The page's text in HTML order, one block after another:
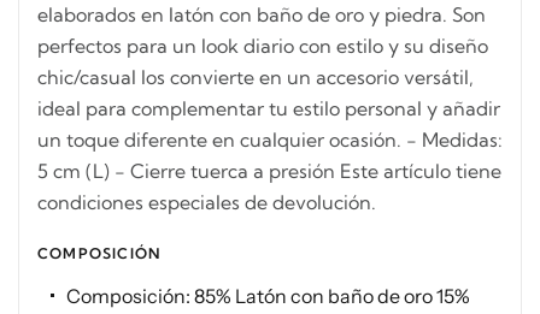
elaborados en latón con baño de oro y piedra. Son
perfectos para un look diario con estilo y su diseño
chic/casual los convierte en un accesorio versátil,
ideal para complementar tu estilo personal y añadir
un toque diferente en cualquier ocasión. - Medidas:
5 cm (L) - Cierre tuerca a presión Este artículo tiene
condiciones especiales de devolución.
COMPOSICIÓN
Composición: 85% Latón con baño de oro 15%